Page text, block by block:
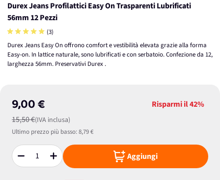
Durex Jeans Profilattici Easy On Trasparenti Lubrificati
56mm 12 Pezzi
(3)
Durex Jeans Easy On offrono comfort e vestibilità elevata grazie alla forma
Easy-on. In lattice naturale, sono lubrificati e con serbatoio. Confezione da 12,
larghezza 56mm. Preservativi Durex .
9,00 €
15,50 €(IVA inclusa)
Risparmi il42%
Ultimo prezzo più basso:8,79 €
Quantità Aggiungi